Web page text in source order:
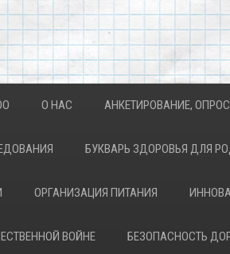
О НАС АНКЕТИРОВАНИЕ,
БУКВАРЬ ЗДОРОВЬЯ ДЛЯ
ОРГАНИЗАЦИЯ ПИТАНИЯ
ВОЙНЕ БЕЗОПАСНОСТЬ